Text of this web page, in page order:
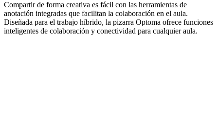
Compartir de forma creativa es fácil con las herramientas de
anotación integradas que facilitan la colaboración en el aula.
Diseñada para el trabajo híbrido, la pizarra Optoma ofrece funciones
inteligentes de colaboración y conectividad para cualquier aula.